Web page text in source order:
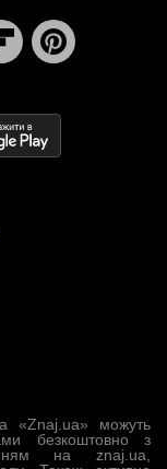
«Znaj.ua» можуть
безкоштовно з
на znaj.ua,